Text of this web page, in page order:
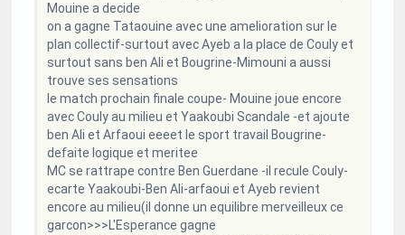
Mouine a decide
on a gagne Tataouine avec une amelioration sur le
plan collectif-surtout avec Ayeb a la place de Couly et
surtout sans ben Ali et Bougrine-Mimouni a aussi
trouve ses sensations
le match prochain finale coupe- Mouine joue encore
avec Couly au milieu et Yaakoubi Scandale -et ajoute
ben Ali et Arfaoui eeeet le sport travail Bougrine-
defaite logique et meritee
MC se rattrape contre Ben Guerdane -il recule Couly-
ecarte Yaakoubi-Ben Ali-arfaoui et Ayeb revient
encore au milieu(il donne un equilibre merveilleux ce
garcon>>>L'Esperance gagne